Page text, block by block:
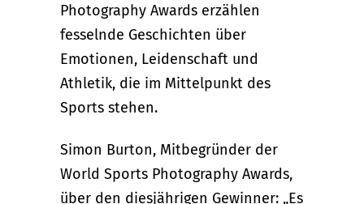
Photography Awards erzählen
fesselnde Geschichten über
Emotionen, Leidenschaft und
Athletik, die im Mittelpunkt des
Sports stehen.
Simon Burton, Mitbegründer der
World Sports Photography Awards,
über den diesjährigen Gewinner: „Es